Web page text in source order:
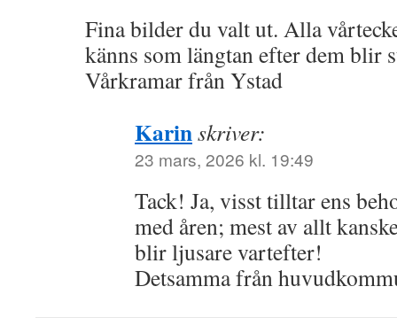
Fina bilder du valt ut. Alla
känns som längtan efter dem blir
Vårkramar från Ystad
Karinskriver:
23 mars, 2026 kl. 19:49
Tack! Ja, visst tilltar ens
med åren; mest av allt
blir ljusare vartefter!
Detsamma från